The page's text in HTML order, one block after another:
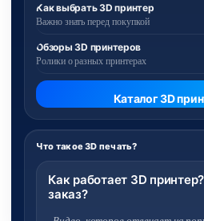
Как выбрать 3D принтер
Важно знать перед покупкой
Обзоры 3D принтеров
Ролики о разных принтерах
Каталог 3D
Что такое 3D печать?
Как работает 3D
заказ?